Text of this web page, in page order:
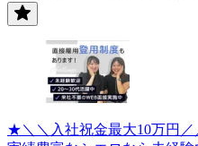
★＼＼入社祝金最大10万円